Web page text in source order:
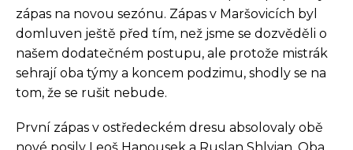
zápas na novou sezónu. Zápas v Maršovicích byl
domluven ještě před tím, než jsme se dozvěděli o
našem dodatečném postupu, ale protože mistrák
sehrají oba týmy a koncem podzimu, shodly se na
tom, že se rušit nebude.
První zápas v ostředeckém dresu absolovaly obě